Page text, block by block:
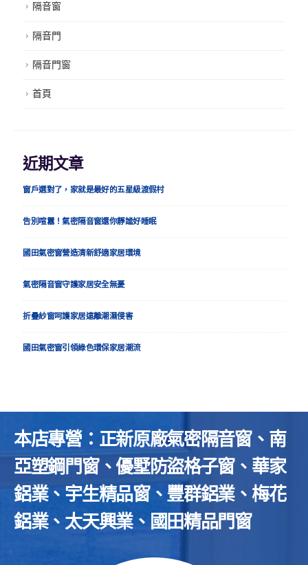
隔音窗
隔音門
隔音門窗
首頁
近期文章
窗戶選對了，家就是最好的五星級渡假村
告別喧囂！氣密隔音窗還你靜謐好睡眠
國田氣密窗營造清新舒適家居環境
氣密隔音窗守護家居安全無憂
折疊紗窗呵護家居遠離潮濕侵害
國田氣密窗引領綠色環保家居潮流
本店專營：正新原廠氣密隔音窗、南
亞塑鋼門窗、優墅防盜格子窗、華家
鋁業、宇生精品窗、豐群鋁業、梅花
鋁業、太天興業、國田精品門窗